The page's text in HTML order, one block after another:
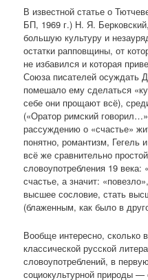
В известной статье о
БП, 1969 г.) Н. Я.
большую культуру и
остатки рапповщины, от
не избавился и которая
Союза писателей осуждать
помешало ему сделаться
себе они прощают всё),
(«Оратор римский
рассуждению о «счастье»
понятно, романтизм, Гегель
всё же сравнительно
словоупотребления 19
счастье, а значит:
высшее сословие, стать
(блаженным, как было в
Вообще интересно, сколько
классической русской
словоупотреблений, в
социокультурной природы —